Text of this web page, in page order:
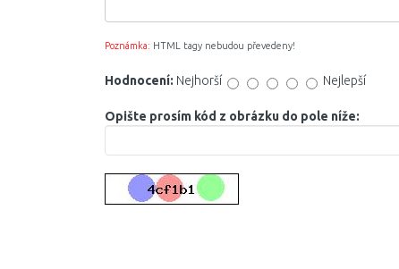
Poznámka: HTML tagy nebudou převedeny!
Hodnocení: Nejhorší Nejlepší
Opište prosím kód z obrázku do pole níže: